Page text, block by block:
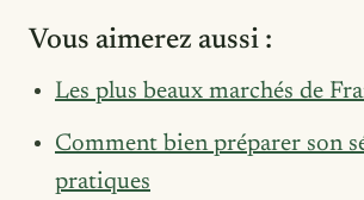
Vous aimerez aussi :
Les plus beaux marchés de
Comment bien préparer son
pratiques